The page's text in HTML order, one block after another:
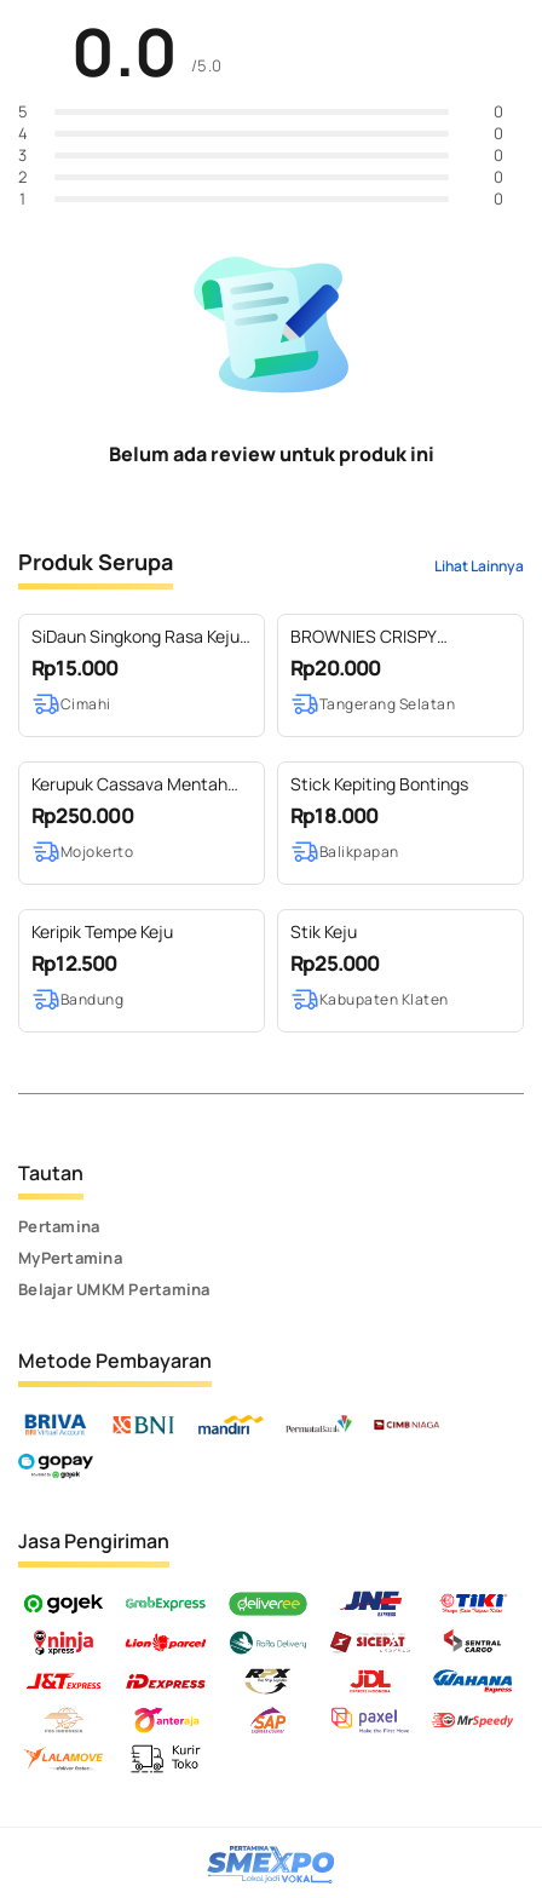
0.0 /5.0
5
0
4
0
3
0
2
0
1
0
Belum ada review untuk produk ini
Produk Serupa Lihat Lainnya
SiDaun Singkong Rasa Keju
Pedas (40g)
Rp15.000
Cimahi
BROWNIES CRISPY
BROWNIES KERING TOPPING
CHOCO CHIPS HEALTHY
SNACK CEMILAN SEHAT
Rp20.000
Tangerang Selatan
Kerupuk Cassava Mentah
5Kg
Rp250.000
Mojokerto
Stick Kepiting Bontings
Rp18.000
Balikpapan
Keripik Tempe Keju
Rp12.500
Bandung
Stik Keju
Rp25.000
Kabupaten Klaten
Tautan
Pertamina
MyPertamina
Belajar UMKM Pertamina
Metode Pembayaran
Jasa Pengiriman